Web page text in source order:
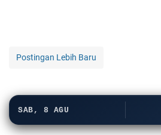
Postingan Lebih Baru
SAB, 8 AGU